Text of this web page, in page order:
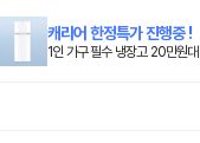
캐리어 한정특가 진행중 !
1인 가구 필수 냉장고 20만원대